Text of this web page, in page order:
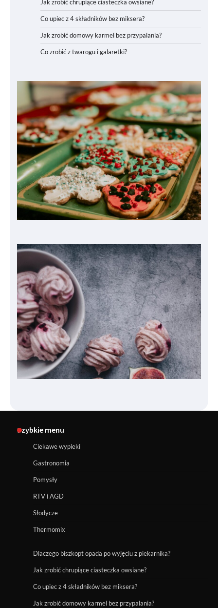
Jak zrobić chrupiące ciasteczka owsiane?
Co upiec z 4 składników bez miksera?
Jak zrobić domowy karmel bez przypalania?
Co zrobić z twarogu i galaretki?
Szybkie menu
Ciekawe wypieki
Gastronomia
Pomysły
RTV i AGD
Słodycze
Thermomix
Dlaczego biszkopt opada po wyjęciu z piekarnika?
Jak zrobić chrupiące ciasteczka owsiane?
Co upiec z 4 składników bez miksera?
Jak zrobić domowy karmel bez przypalania?